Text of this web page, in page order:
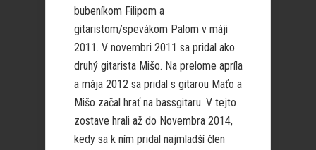
bubeníkom Filipom a
gitaristom/spevákom Palom v máji
2011. V novembri 2011 sa pridal ako
druhý gitarista Mišo. Na prelome apríla
a mája 2012 sa pridal s gitarou Maťo a
Mišo začal hrať na bassgitaru. V tejto
zostave hrali až do Novembra 2014,
kedy sa k ním pridal najmladší člen